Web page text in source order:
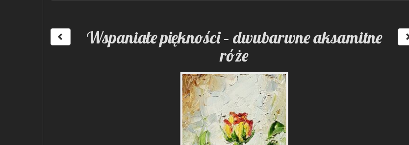
Wspaniałe piękności – dwubarwne aksamitne
róże